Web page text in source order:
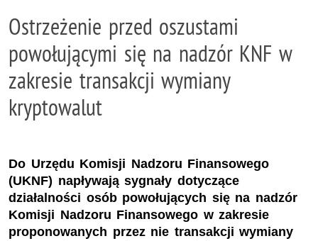
Ostrzeżenie przed oszustami
powołującymi się na nadzór KNF w
zakresie transakcji wymiany
kryptowalut
Do Urzędu Komisji Nadzoru Finansowego
(UKNF) napływają sygnały dotyczące
działalności osób powołujących się na nadzór
Komisji Nadzoru Finansowego w zakresie
proponowanych przez nie transakcji wymiany